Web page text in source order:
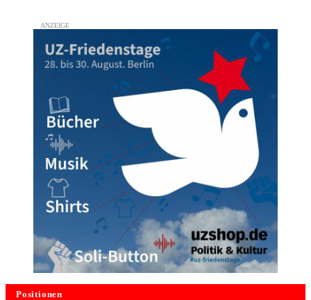
Positionen